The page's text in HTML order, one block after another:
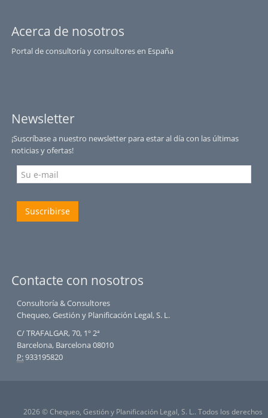
Acerca de nosotros
Portal de consultoría y consultores en España
Newsletter
¡Suscríbase a nuestro newsletter para estar al día con las últimas
noticias y ofertas!
Suscribirse
Contacte con nosotros
Consultoría & Consultores
Chequeo, Gestión y Planificación Legal, S. L.
C/ TRAFALGAR, 70, 1º 2ª
Barcelona, Barcelona 08010
P:933195820
2026 © Chequeo, Gestión y Planificación Legal, S. L.. Todos los derechos